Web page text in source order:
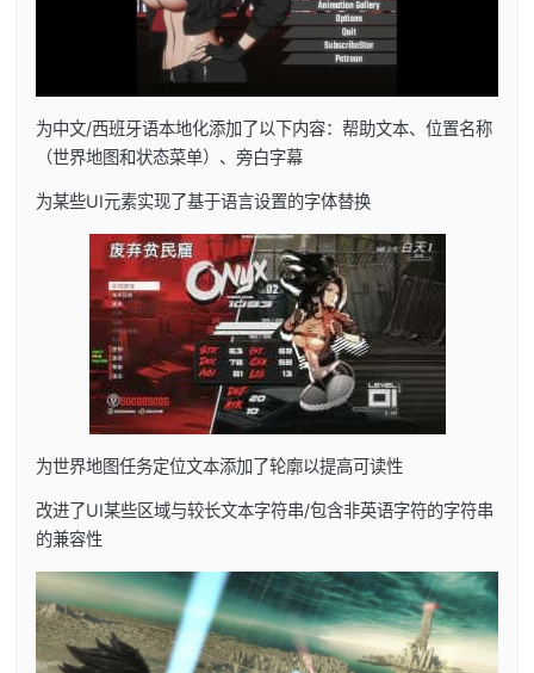
为中文/西班牙语本地化添加了以下内容：帮助文本、位置名称
（世界地图和状态菜单）、旁白字幕
为某些UI元素实现了基于语言设置的字体替换
为世界地图任务定位文本添加了轮廓以提高可读性
改进了UI某些区域与较长文本字符串/包含非英语字符的字符串
的兼容性